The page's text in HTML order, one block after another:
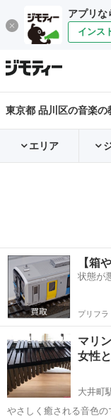
アプリな
インス
東京都 品川区の音楽の
エリア
【箱
状態が
プリフラ
マリ
女性
大井町
やさしく癒される音色の